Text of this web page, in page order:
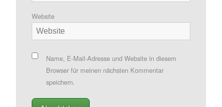
Website
Name, E-Mail-Adresse und Website in diesem
Browser für meinen nächsten Kommentar
speichern.